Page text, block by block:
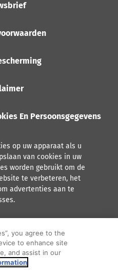
En Persoonsgegevens
op uw apparaat als u
van cookies in uw
worden gebruikt om de
te verbeteren, het
advertenties aan te
omgaat,
Y
I
you agree to the
to enhance site
and assist in our